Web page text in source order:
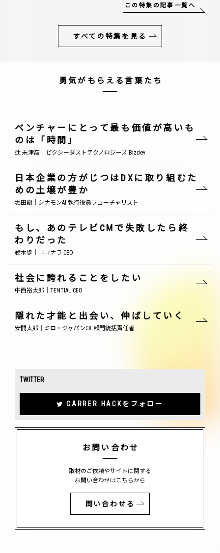
この特集の記事一覧へ
すべての特集を見る
勇気がもらえる言葉たち
ベンチャーにとって最も価値が高いも
のは「時間」
辻 未津高｜ピクシーダストテクノロジーズ Bizdev
日本企業の方がじつはDXに取り組むた
めの土壌が豊か
堀田創｜シナモンAI 執行役員フューチャリスト
もし、あのテレビCMで失敗したら終
わりだった
鈴木歩｜ココナラ CEO
社会に誇れることをしたい
中西裕太郎｜TENTIAL CEO
隠れた才能と出会い、伸ばしていく
安間太郎｜ミロ・ジャパンCX 部門統括責任者
TWITTER
CARRER HACKをフォロー
お問い合わせ
取材のご依頼やサイトに関する
お問い合わせはこちらから
問い合わせる